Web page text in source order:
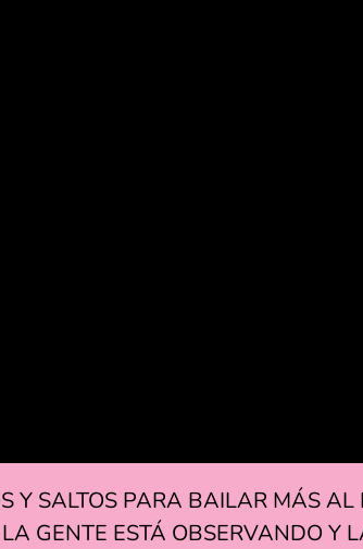
Y SALTOS PARA BAILAR MÁS
GENTE ESTÁ OBSERVANDO Y